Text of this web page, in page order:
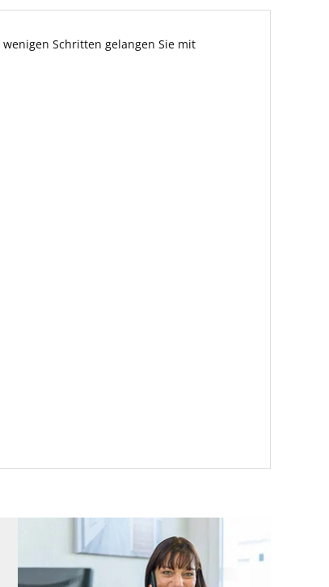
Schritten gelangen Sie mit